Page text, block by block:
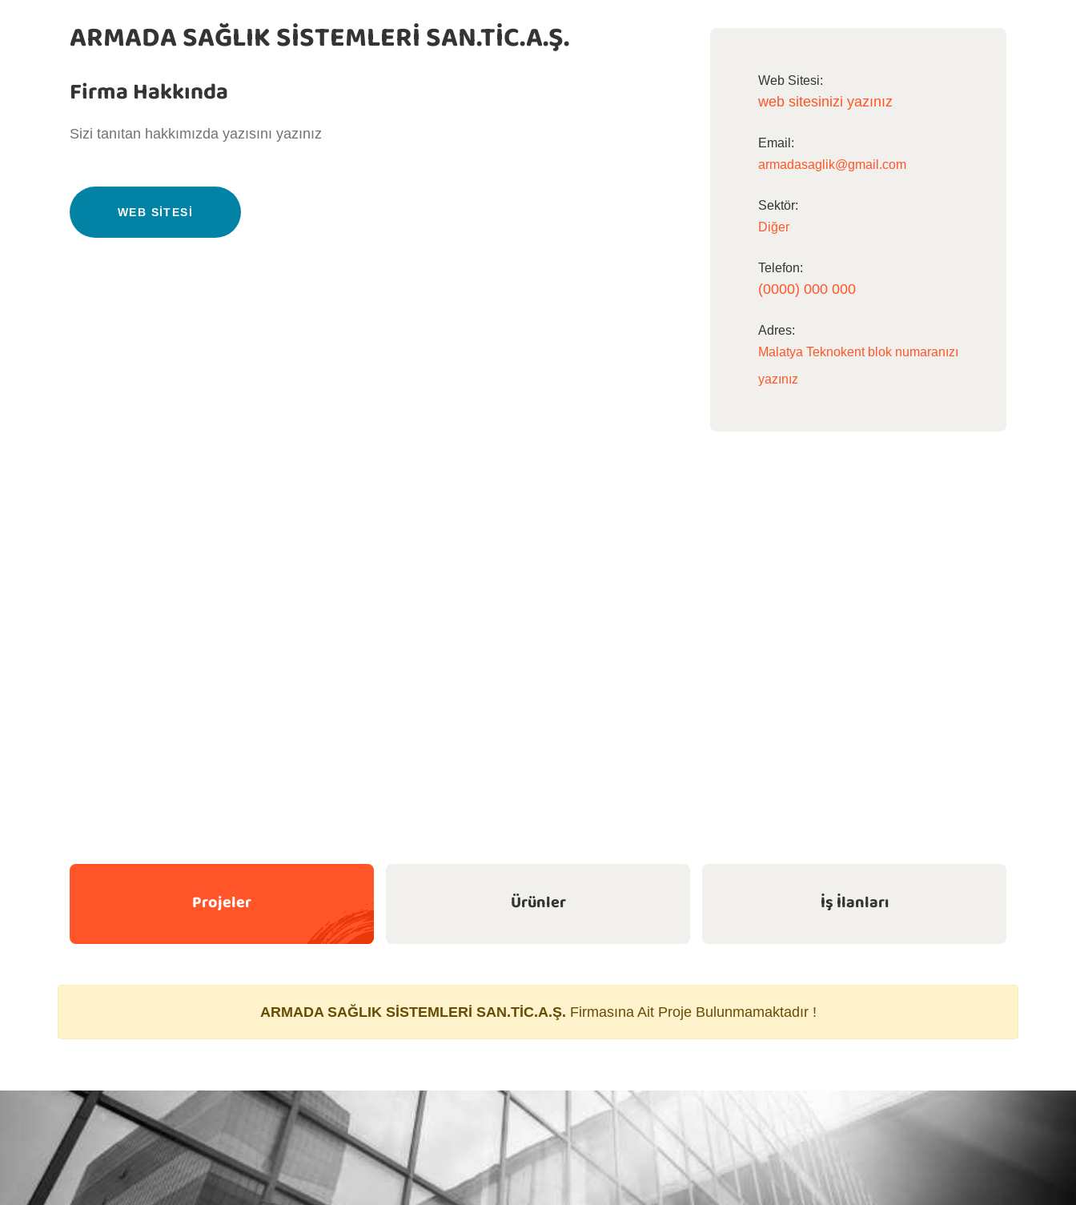
ARMADA SAĞLIK SİSTEMLERİ SAN.TİC.A.Ş.
Firma Hakkında
Sizi tanıtan hakkımızda yazısını yazınız
WEB SITESI
Web Sitesi:
web sitesinizi yazınız
Email:
armadasaglik@gmail.com
Sektör:
Diğer
Telefon:
(0000) 000 000
Adres:
Malatya Teknokent blok numaranızı
yazınız
Projeler Ürünler İş İlanları
ARMADA SAĞLIK SİSTEMLERİ SAN.TİC.A.Ş. Firmasına Ait Proje Bulunmamaktadır !